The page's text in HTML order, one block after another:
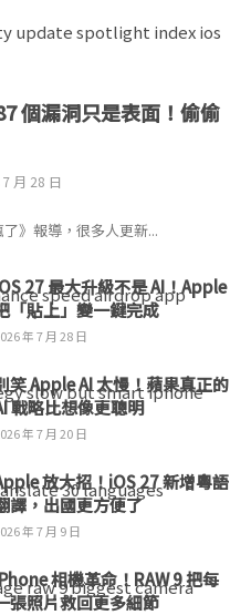
個漏洞只是表面！偷偷
月 28 日
了》報導，很多人更新...
27 最大升級不是 AI！Apple
「貼上」變一鍵完成
年 7 月 28 日
笑 Apple AI 太慢！蘋果真正的
戰略比想像更聰明
年 7 月 20 日
放大招！iOS 27 新增粵語
譯，出國更方便了
年 7 月 9 日
相機革命！RAW 9 把每
張照片救回更多細節